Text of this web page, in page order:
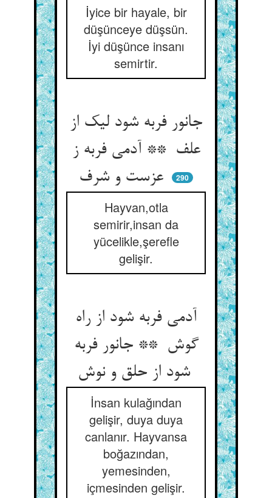
İyice bir hayale, bir
düşünceye düşsün.
İyi düşünce insanı
semirtir.
جانور فربه شود لیک از
علف ** آدمی فربه ز
290
Hayvan,otla
semirir,insan da
yücelikle,şerefle
gelişir.
آدمی فربه شود از راه
گوش ** جانور فربه
شود از حلق و نوش
İnsan kulağından
gelişir, duya duya
canlanır. Hayvansa
boğazından,
yemesinden,
içmesinden gelişir.